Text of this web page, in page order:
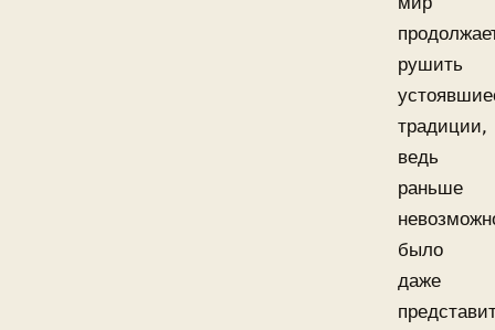
рушить
традиции,
ведь
раньше
было
даже